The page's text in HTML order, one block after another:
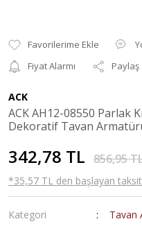
Fiyat Alarmı
Paylaş
ACK
ACK AH12-08550 Parlak
Dekoratif Tavan
342,78 TL 856,95
*35,57 TL den başlayan
Kategori
Tavan